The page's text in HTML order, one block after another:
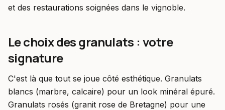
et des restaurations soignées dans le vignoble.
Le choix des granulats : votre
signature
C'est là que tout se joue côté esthétique. Granulats
blancs (marbre, calcaire) pour un look minéral épuré.
Granulats rosés (granit rose de Bretagne) pour une